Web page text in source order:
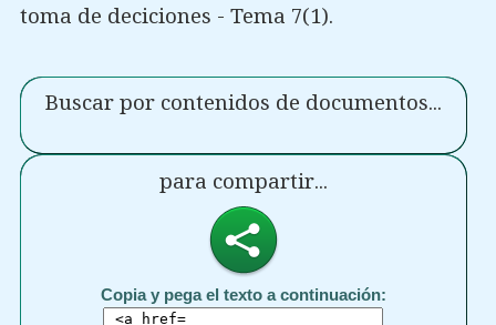
toma de deciciones - Tema 7(1).
Buscar por contenidos de documentos...
para compartir...
Copia y pega el texto a continuación: